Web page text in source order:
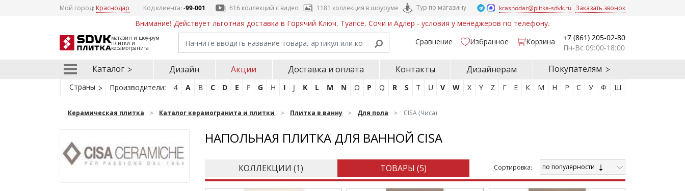
Мой город: Краснодар Код клиента:-99-001 616 коллекций с видео 1181 коллекция в шоуруме Тур по магазину krasnodar@plitka-sdvk.ru Заказать звонок
Внимание! Действует льготная доставка в Горячий Ключ, Туапсе, Сочи и Адлер - условия у менеджеров по телефону.
магазин и шоу-рум
плитки и
керамогранита
Сравнение Избранное Корзина
+7 (861) 205-02-80
Пн-Вс 09:00-18:00
Каталог Дизайн Акции Доставка и оплата Контакты Дизайнерам Покупателям
Страны Производители: 4 A B C D E F G H I J K L M N O P Q R S T U V W X Y Z Г Е К М Н Р С У Ф Ш
Керамическая плитка Каталог керамогранита и плитки Плитка в ванну Для пола CISA (Чиса)
НАПОЛЬНАЯ ПЛИТКА ДЛЯ ВАННОЙ CISA
КОЛЛЕКЦИИ (1) ТОВАРЫ (5) Cортировка: по популярности